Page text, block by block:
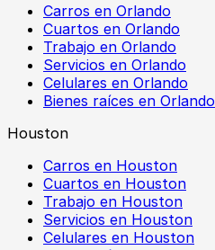
Carros en Orlando
Cuartos en Orlando
Trabajo en Orlando
Servicios en Orlando
Celulares en Orlando
Bienes raíces en Orlando
Houston
Carros en Houston
Cuartos en Houston
Trabajo en Houston
Servicios en Houston
Celulares en Houston